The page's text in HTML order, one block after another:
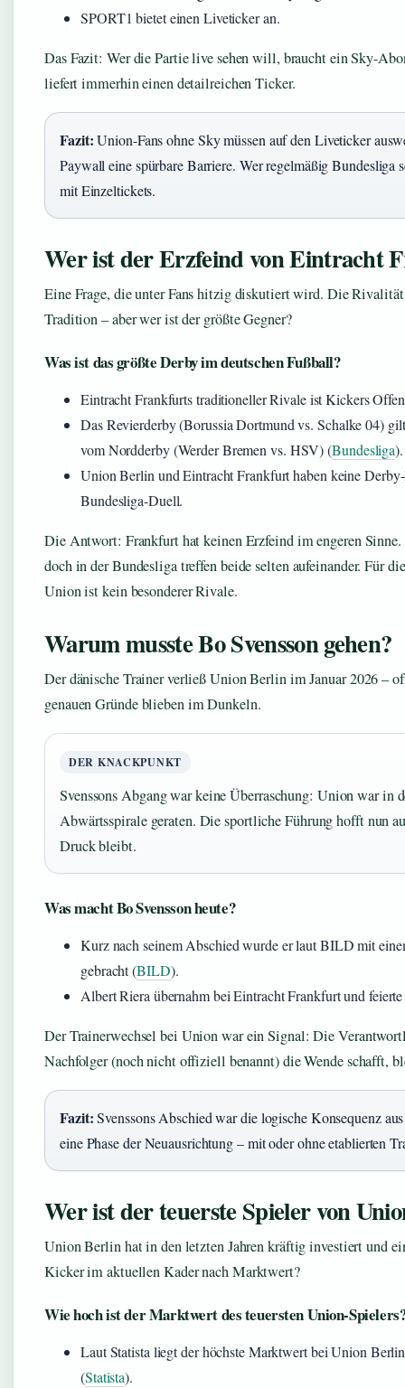
SPORT1 bietet einen Liveticker an.
Das Fazit: Wer die Partie live sehen will, braucht ein Sky-
liefert immerhin einen detailreichen Ticker.
Fazit:Union-Fans ohne Sky müssen auf den Liveticker
Paywall eine spürbare Barriere. Wer regelmäßig
mit Einzeltickets.
Wer ist der Erzfeind von Eintracht
Eine Frage, die unter Fans hitzig diskutiert wird. Die
Tradition – aber wer ist der größte Gegner?
Was ist das größte Derby im deutschen Fußball?
Eintracht Frankfurts traditioneller Rivale ist Kickers
Das Revierderby (Borussia Dortmund vs. Schalke 04)
vom Nordderby (Werder Bremen vs. HSV) (Bundesliga).
Union Berlin und Eintracht Frankfurt haben keine
Bundesliga-Duell.
Die Antwort: Frankfurt hat keinen Erzfeind im engeren
doch in der Bundesliga treffen beide selten aufeinander. Für
Union ist kein besonderer Rivale.
Warum musste Bo Svensson gehen?
Der dänische Trainer verließ Union Berlin im Januar 2026 –
genauen Gründe blieben im Dunkeln.
DER KNACKPUNKT
Svenssons Abgang war keine Überraschung: Union war in
Abwärtsspirale geraten. Die sportliche Führung hofft nun
Druck bleibt.
Was macht Bo Svensson heute?
Kurz nach seinem Abschied wurde er laut BILD mit
gebracht (BILD).
Albert Riera übernahm bei Eintracht Frankfurt und
Der Trainerwechsel bei Union war ein Signal: Die
Nachfolger (noch nicht offiziell benannt) die Wende schafft,
Fazit:Svenssons Abschied war die logische Konsequenz
eine Phase der Neuausrichtung – mit oder ohne etablierten
Wer ist der teuerste Spieler von
Union Berlin hat in den letzten Jahren kräftig investiert und
Kicker im aktuellen Kader nach Marktwert?
Wie hoch ist der Marktwert des teuersten Union-
Laut Statista liegt der höchste Marktwert bei Union
(Statista).